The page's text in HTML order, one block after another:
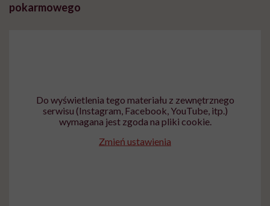
pokarmowego
Do wyświetlenia tego materiału z zewnętrznego
serwisu (Instagram, Facebook, YouTube, itp.)
wymagana jest zgoda na pliki cookie.
Zmień ustawienia